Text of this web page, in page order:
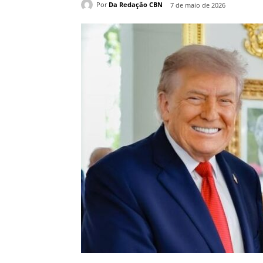
Por Da Redação CBN 7 de maio de 2026